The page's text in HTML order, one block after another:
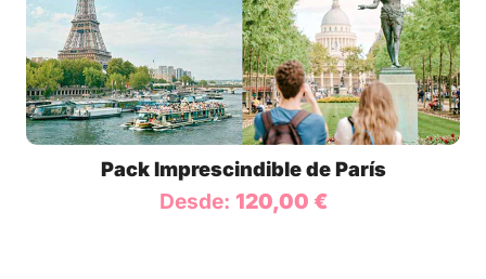
Pack Imprescindible de París
Desde: 120,00 €